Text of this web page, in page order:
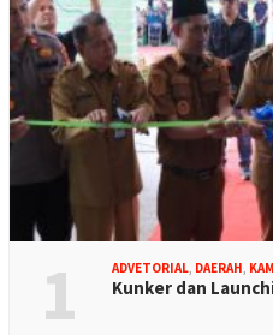
1 ADVETORIAL, DAERAH,
Kunker dan